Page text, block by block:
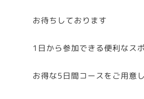
お待ちしております
1日から参加できる便利なス
お得な5日間コースをご用意